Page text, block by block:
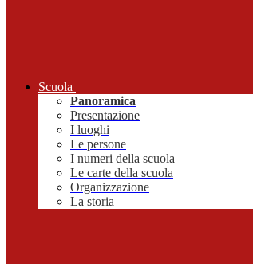
Scuola
Panoramica
Presentazione
I luoghi
Le persone
I numeri della scuola
Le carte della scuola
Organizzazione
La storia